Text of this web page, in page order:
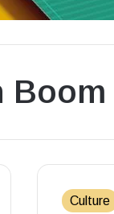
Boom
Culture